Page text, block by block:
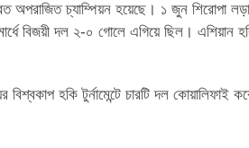
অপরাজিত চ্যাম্পিয়ন হয়েছে। ১ জুন শিরোপা
বিজয়ী দল ২-০ গোলে এগিয়ে ছিল।
বিশ্বকাপ হকি টুর্নামেন্টে চারটি দল